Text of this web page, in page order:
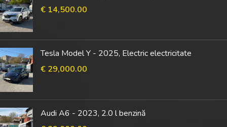
€ 14,500.00
Tesla Model Y - 2025, Electric electricitate
€ 29,000.00
Audi A6 - 2023, 2.0 l benzină